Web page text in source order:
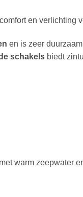
en
en is zeer
schakels biedt
warm zeepwater